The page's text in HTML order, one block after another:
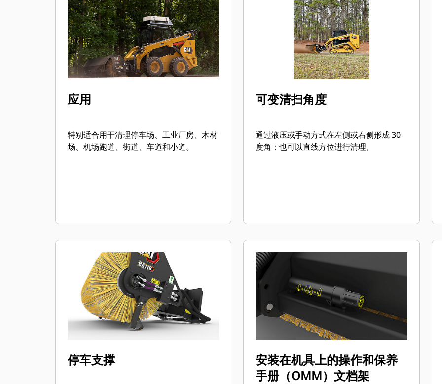
应用
特别适合用于清理停车场、工业厂房、木材
场、机场跑道、街道、车道和小道。
可变清扫角度
通过液压或手动方式在左侧或右侧形成 30
度角；也可以直线方位进行清理。
停车支撑
安装在机具上的操作和保养
手册（OMM）文档架